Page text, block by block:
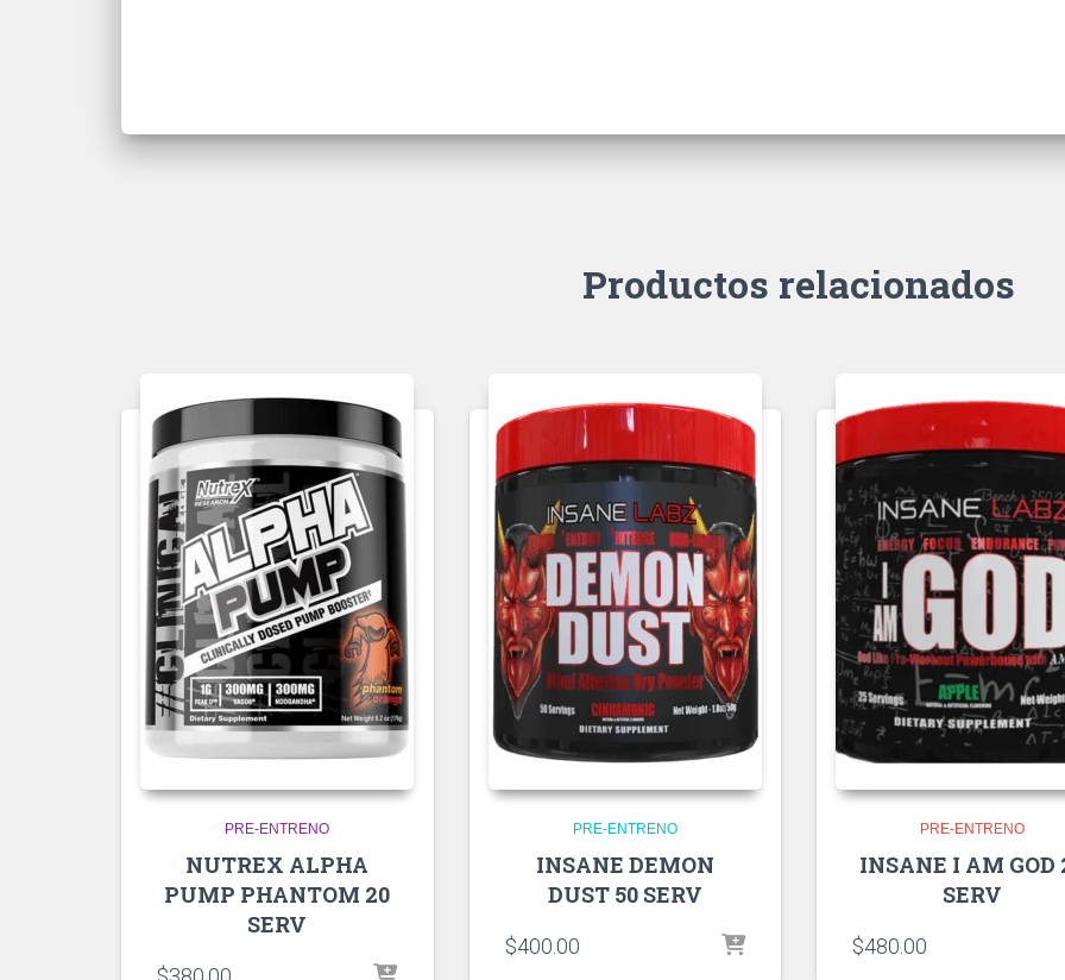
Productos relacionados
PRE-ENTRENO
NUTREX ALPHA
PUMP PHANTOM 20
SERV
PRE-ENTRENO
INSANE DEMON
DUST 50 SERV
$400.00
PRE-ENTRENO
INSANE I AM GOD
SERV
$480.00